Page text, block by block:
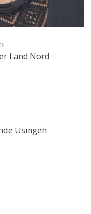
Land Nord
Usingen